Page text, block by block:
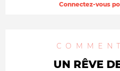
Connectez-vous
UN RÊVE